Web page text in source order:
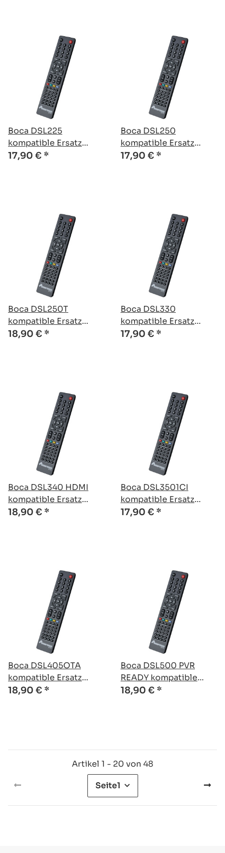
Boca DSL225
kompatible Ersatz
Fernbedienung
17,90 € *
Boca DSL250
kompatible Ersatz
Fernbedienung
17,90 € *
Boca DSL250T
kompatible Ersatz
Fernbedienung
18,90 € *
Boca DSL330
kompatible Ersatz
Fernbedienung
17,90 € *
Boca DSL340 HDMI
kompatible Ersatz
Fernbedienung
18,90 € *
Boca DSL3501CI
kompatible Ersatz
Fernbedienung
17,90 € *
Boca DSL405OTA
kompatible Ersatz
Fernbedienung
18,90 € *
Boca DSL500 PVR
READY kompatible
Ersatz Fernbedienung
18,90 € *
Artikel 1 - 20 von 48
Seite1